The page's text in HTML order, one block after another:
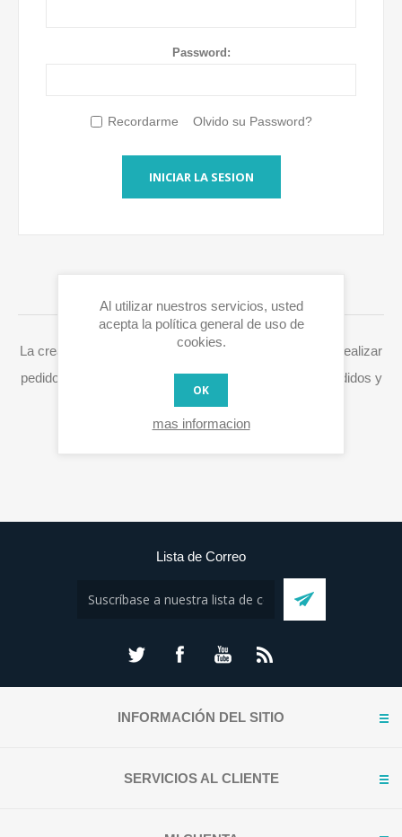
Password:
Recordarme Olvido su Password?
INICIAR LA SESION
La creación de una cuenta en Eurox10.com le permite realizar
pedidos más rápidamente, acceder a su historial de pedidos y
procesar fácilmente RMAs y otras acciones.
Lista de Correo
INFORMACIÓN DEL SITIO
SERVICIOS AL CLIENTE
Al utilizar nuestros servicios, usted
acepta la política general de uso de
cookies.
OK
mas informacion